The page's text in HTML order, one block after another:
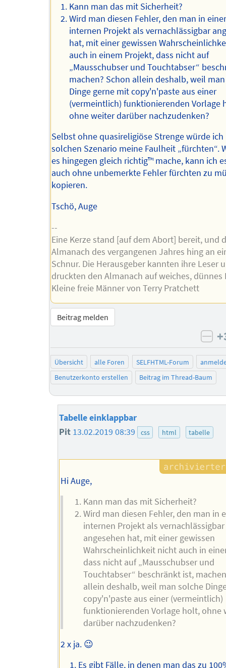
Kann man das mit Sicherheit?
Wird man diesen Fehler, den man in
internen Projekt als vernachlässigbar
hat, mit einer gewissen
auch in einem Projekt, dass nicht auf
„Mausschubser und Touchtabser“
machen? Schon allein deshalb, weil
Dinge gerne mit copy'n'paste aus einer
(vermeintlich) funktionierenden Vorlage
ohne weiter darüber nachzudenken?
Selbst ohne quasireligiöse Strenge würde
solchen Szenario meine Faulheit „fürchten“.
es hingegen gleich richtig™️ mache, kann ich
auch ohne unbemerkte Fehler fürchten zu
kopieren.
Tschö, Auge
--
Eine Kerze stand [auf dem Abort] bereit, und
Almanach des vergangenen Jahres hing an
Schnur. Die Herausgeber kannten ihre Leser
druckten den Almanach auf weiches, dünnes
Kleine freie Männer von Terry Pratchett
Beitrag melden
Übersicht alle Foren SELFHTML-Forum
Benutzerkonto erstellen
Beitrag im Thread-Baum
Tabelle einklappbar
Pit 13.02.2019 08:39 css html tabelle
Hi Auge,
Kann man das mit Sicherheit?
Wird man diesen Fehler, den man in
internen Projekt als vernachlässigbar
angesehen hat, mit einer gewissen
Wahrscheinlichkeit nicht auch in
dass nicht auf „Mausschubser und
Touchtabser“ beschränkt ist,
allein deshalb, weil man solche
copy'n'paste aus einer (vermeintlich)
funktionierenden Vorlage holt, ohne
darüber nachzudenken?
2 x ja. 😉
Es gibt Fälle, in denen man das zu